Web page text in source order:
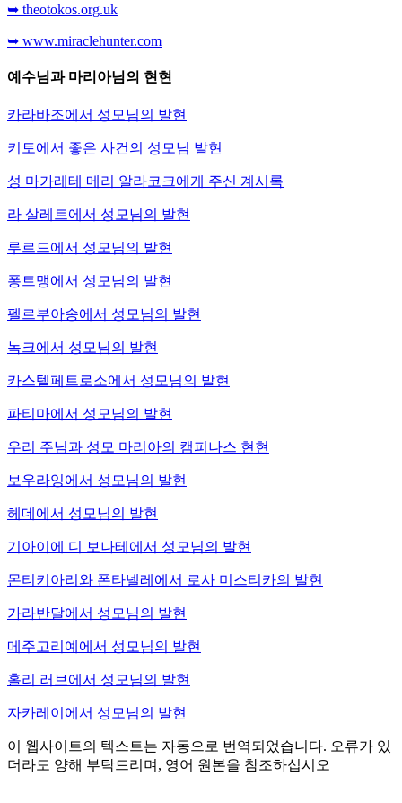
➥ theotokos.org.uk
➥ www.miraclehunter.com
예수님과 마리아님의 현현
카라바조에서 성모님의 발현
키토에서 좋은 사건의 성모님 발현
성 마가레테 메리 알라코크에게 주신 계시록
라 살레트에서 성모님의 발현
루르드에서 성모님의 발현
퐁트맹에서 성모님의 발현
펠르부아송에서 성모님의 발현
녹크에서 성모님의 발현
카스텔페트로소에서 성모님의 발현
파티마에서 성모님의 발현
우리 주님과 성모 마리아의 캠피나스 현현
보우라잉에서 성모님의 발현
헤데에서 성모님의 발현
기아이에 디 보나테에서 성모님의 발현
몬티키아리와 폰타넬레에서 로사 미스티카의 발현
가라반달에서 성모님의 발현
메주고리예에서 성모님의 발현
홀리 러브에서 성모님의 발현
자카레이에서 성모님의 발현
이 웹사이트의 텍스트는 자동으로 번역되었습니다. 오류가 있
더라도 양해 부탁드리며, 영어 원본을 참조하십시오